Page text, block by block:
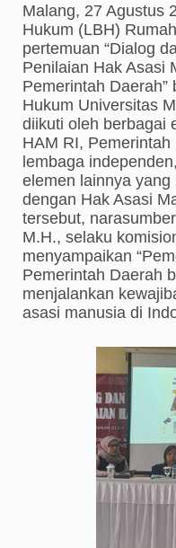
Malang, 27 Agustus
Hukum (LBH)
pertemuan “Dialog
Penilaian Hak Asasi
Pemerintah
Hukum Universitas
diikuti oleh berbagai
HAM RI,
lembaga
elemen lainnya
dengan Hak Asasi
tersebut,
M.H., selaku
menyampaikan
Pemerintah Daerah
menjalankan
asasi manusia di